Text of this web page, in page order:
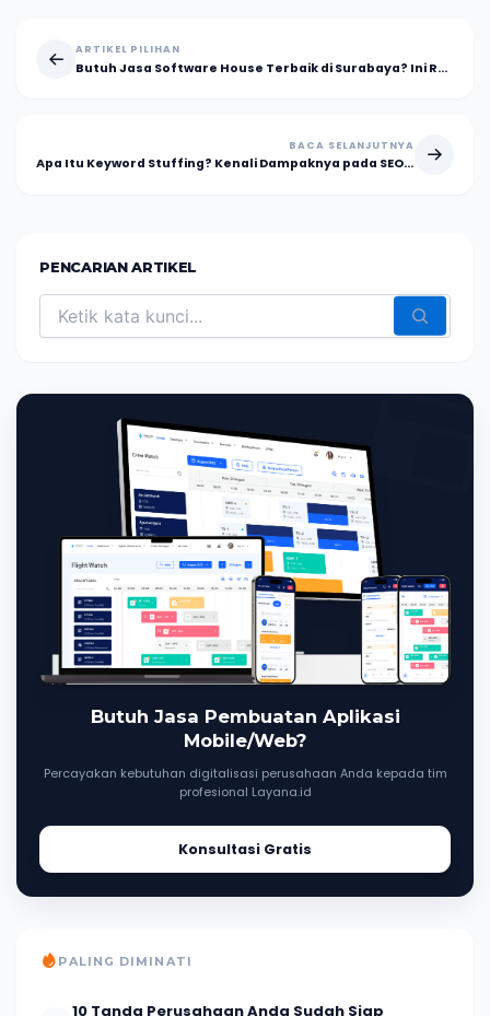
ARTIKEL PILIHAN
Butuh Jasa Software House Terbaik di Surabaya? Ini Rekomendasinya
BACA SELANJUTNYA
Apa Itu Keyword Stuffing? Kenali Dampaknya pada SEO Anda
PENCARIAN ARTIKEL
Butuh Jasa Pembuatan Aplikasi
Mobile/Web?
Percayakan kebutuhan digitalisasi perusahaan Anda kepada tim
profesional Layana.id
Konsultasi Gratis
PALING DIMINATI
10 Tanda Perusahaan Anda Sudah Siap